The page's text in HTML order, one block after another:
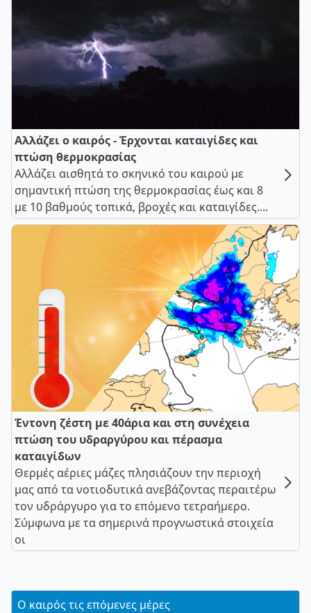
Αλλάζει ο καιρός - Έρχονται καταιγίδες και
πτώση θερμοκρασίας
Αλλάζει αισθητά το σκηνικό του καιρού με
σημαντική πτώση της θερμοκρασίας έως και 8
με 10 βαθμούς τοπικά, βροχές και καταιγίδες....
Έντονη ζέστη με 40άρια και στη συνέχεια
πτώση του υδραργύρου και πέρασμα
καταιγίδων
Θερμές αέριες μάζες πλησιάζουν την περιοχή
μας από τα νοτιοδυτικά ανεβάζοντας περαιτέρω
τον υδράργυρο για το επόμενο τετραήμερο.
Σύμφωνα με τα σημερινά προγνωστικά στοιχεία
οι
Ο καιρός τις επόμενες μέρες